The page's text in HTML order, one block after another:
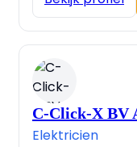
C-Click-X BV
Elektricien